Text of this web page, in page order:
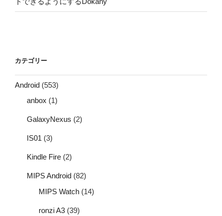
カテゴリー
Android (553)
anbox (1)
GalaxyNexus (2)
IS01 (3)
Kindle Fire (2)
MIPS Android (82)
MIPS Watch (14)
ronzi A3 (39)